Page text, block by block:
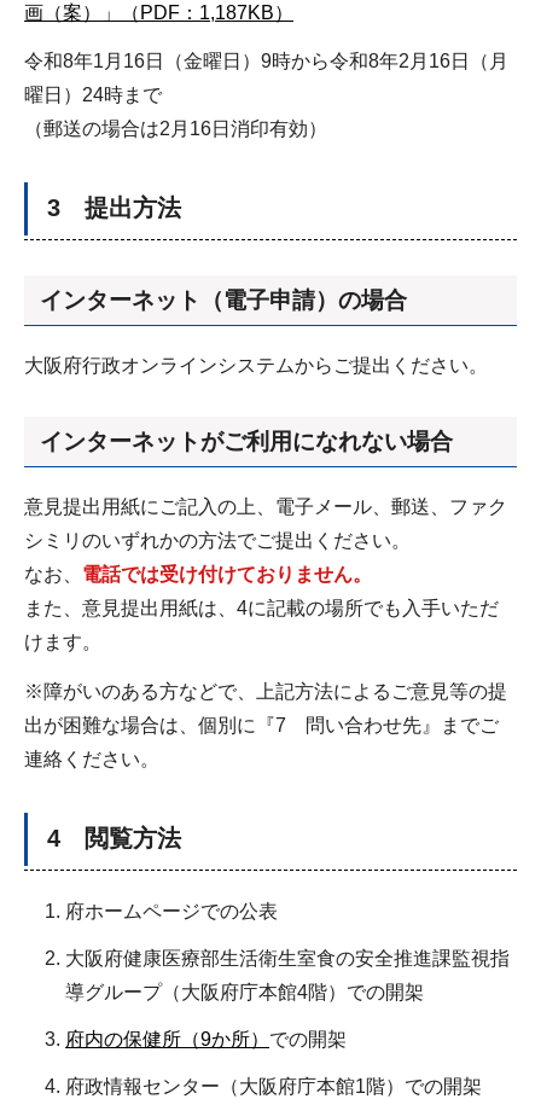
画（案）」（PDF：1,187KB）
令和8年1月16日（金曜日）9時から令和8年2月16日（月
曜日）24時まで
（郵送の場合は2月16日消印有効）
3 提出方法
インターネット（電子申請）の場合
大阪府行政オンラインシステムからご提出ください。
インターネットがご利用になれない場合
意見提出用紙にご記入の上、電子メール、郵送、ファク
シミリのいずれかの方法でご提出ください。
なお、 電話では受け付けておりません。
また、意見提出用紙は、4に記載の場所でも入手いただ
けます。
※障がいのある方などで、上記方法によるご意見等の提
出が困難な場合は、個別に『7 問い合わせ先』までご
連絡ください。
4 閲覧方法
府ホームページでの公表
大阪府健康医療部生活衛生室食の安全推進課監視指
導グループ（大阪府庁本館4階）での開架
府内の保健所（9か所） での開架
府政情報センター（大阪府庁本館1階）での開架